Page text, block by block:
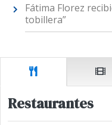
Fátima Florez
tobillera”
Restaurantes